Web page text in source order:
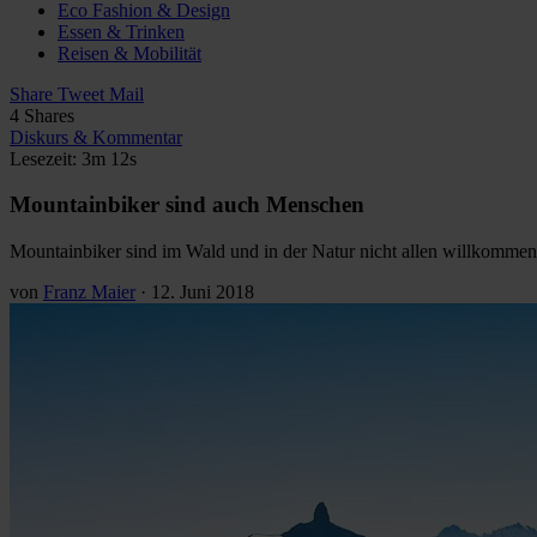
Eco Fashion & Design
Essen & Trinken
Reisen & Mobilität
Share Tweet Mail
4 Shares
Diskurs & Kommentar
Lesezeit: 3m 12s
Mountainbiker sind auch Menschen
Mountainbiker sind im Wald und in der Natur nicht allen
von Franz Maier · 12. Juni 2018